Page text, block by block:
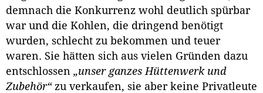
demnach die Konkurrenz wohl deutlich spürbar
war und die Kohlen, die dringend benötigt
wurden, schlecht zu bekommen und teuer
waren. Sie hätten sich aus vielen Gründen dazu
entschlossen „unser ganzes Hüttenwerk und
Zubehör“ zu verkaufen, sie aber keine Privatleute